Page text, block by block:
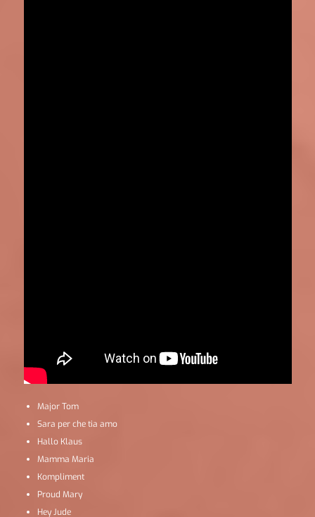
Major Tom
Sara per che tia amo
Hallo Klaus
Mamma Maria
Kompliment
Proud Mary
Hey Jude